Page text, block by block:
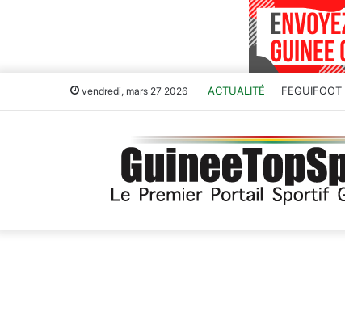
vendredi, mars 27 2026 ACTUALITÉ FEGUIFOOT